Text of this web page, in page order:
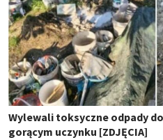
Wylewali toksyczne odpady
gorącym uczynku [ZDJĘCIA]